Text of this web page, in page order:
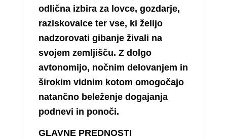
odlična izbira za lovce, gozdarje,
raziskovalce ter vse, ki želijo
nadzorovati gibanje živali na
svojem zemljišču. Z dolgo
avtonomijo, nočnim delovanjem in
širokim vidnim kotom omogočajo
natančno beleženje dogajanja
podnevi in ponoči.
GLAVNE PREDNOSTI